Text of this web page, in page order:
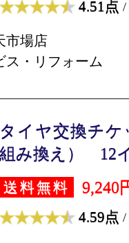
4.51点 /
市場店
ス・リフォーム
タイヤ交換チ
組み換え） 12
送料無料 9,240
4.59点 /